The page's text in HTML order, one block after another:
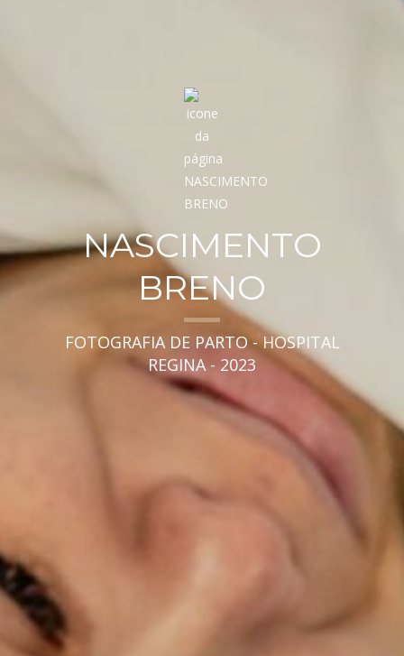
NASCIMENTO
BRENO
FOTOGRAFIA DE PARTO - HOSPITAL
REGINA - 2023